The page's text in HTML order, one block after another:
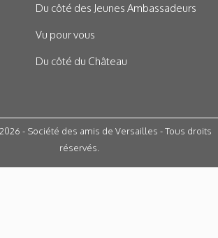
Du côté des Jeunes Ambassadeurs
Vu pour vous
Du côté du Château
- Société des amis de Versailles - Tous droits
réservés.